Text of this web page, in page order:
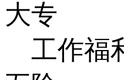
大专
工作福